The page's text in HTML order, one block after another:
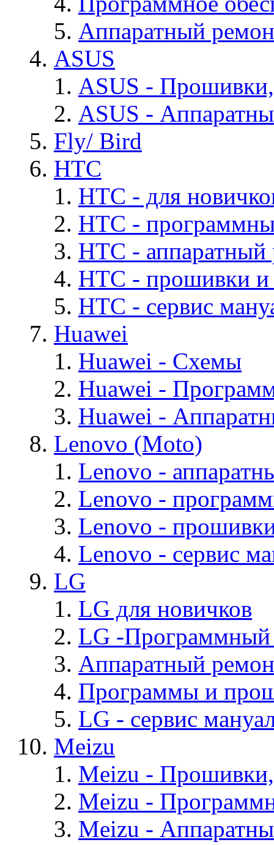
Аппаратный
ASUS
ASUS -
ASUS -
Fly/ Bird
HTC
HTC - для
HTC -
HTC - аппаратный
HTC - прошивки
HTC - cервис
Huawei
Huawei - Cхемы
Huawei -
Huawei -
Lenovo (Moto)
Lenovo -
Lenovo -
Lenovo -
Lenovo - cервис
LG
LG для новичков
LG -Программный
Аппаратный
Программы и
LG - cервис
Meizu
Meizu -
Meizu -
Meizu -